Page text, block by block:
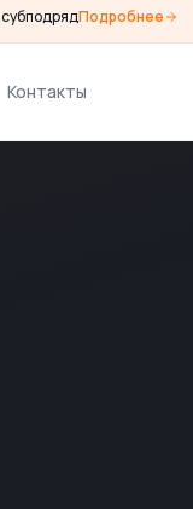
Подробнее
Контакты